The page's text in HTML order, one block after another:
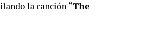
la canción “The